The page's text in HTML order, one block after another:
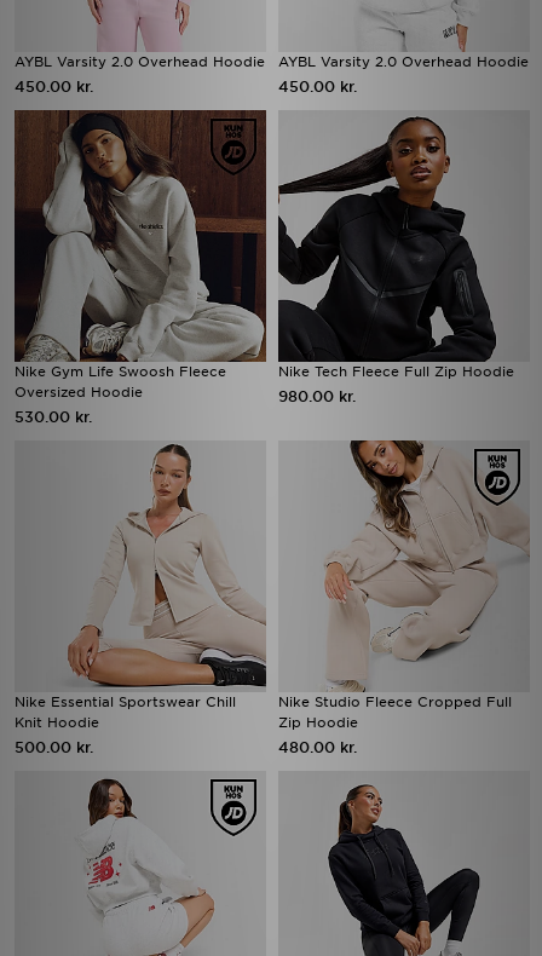
AYBL Varsity 2.0 Overhead Hoodie
450.00 kr.
AYBL Varsity 2.0 Overhead Hoodie
450.00 kr.
Nike Gym Life Swoosh Fleece
Oversized Hoodie
530.00 kr.
Nike Tech Fleece Full Zip Hoodie
980.00 kr.
Nike Essential Sportswear Chill
Knit Hoodie
500.00 kr.
Nike Studio Fleece Cropped Full
Zip Hoodie
480.00 kr.